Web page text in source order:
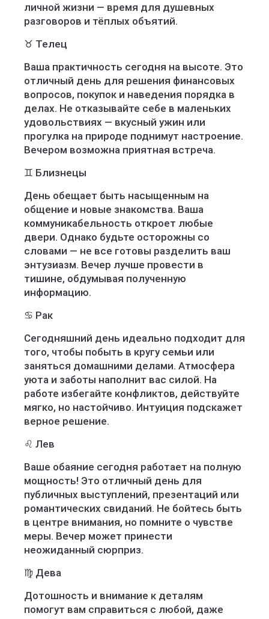
личной жизни — время для душевных
разговоров и тёплых объятий.
♉ Телец
Ваша практичность сегодня на высоте. Это
отличный день для решения финансовых
вопросов, покупок и наведения порядка в
делах. Не отказывайте себе в маленьких
удовольствиях — вкусный ужин или
прогулка на природе поднимут настроение.
Вечером возможна приятная встреча.
♊ Близнецы
День обещает быть насыщенным на
общение и новые знакомства. Ваша
коммуникабельность откроет любые
двери. Однако будьте осторожны со
словами — не все готовы разделить ваш
энтузиазм. Вечер лучше провести в
тишине, обдумывая полученную
информацию.
♋ Рак
Сегодняшний день идеально подходит для
того, чтобы побыть в кругу семьи или
заняться домашними делами. Атмосфера
уюта и заботы наполнит вас силой. На
работе избегайте конфликтов, действуйте
мягко, но настойчиво. Интуиция подскажет
верное решение.
♌ Лев
Ваше обаяние сегодня работает на полную
мощность! Это отличный день для
публичных выступлений, презентаций или
романтических свиданий. Не бойтесь быть
в центре внимания, но помните о чувстве
меры. Вечер может принести
неожиданный сюрприз.
♍ Дева
Дотошность и внимание к деталям
помогут вам справиться с любой, даже